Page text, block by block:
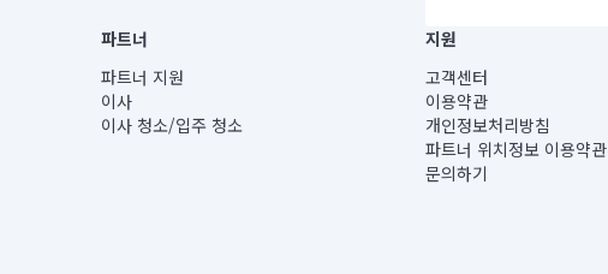
허가번호 : 2016-3220163-14-5-00019 |
공정거래위원회 정보) |
RHEE
6(중학동, 트윈트리빌딩) B동 5층
율곡로 24, 7층, 8층 미소
파트너
파트너 지원
이사
이사 청소/입주 청소
지원
고객센터
이용약관
개인정보처리방침
파트너 위치정보 이용약관
문의하기